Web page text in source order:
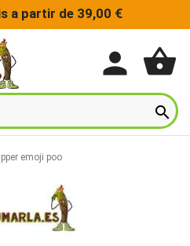
a partir de 39,00 €
person shopping_basket

emoji poo